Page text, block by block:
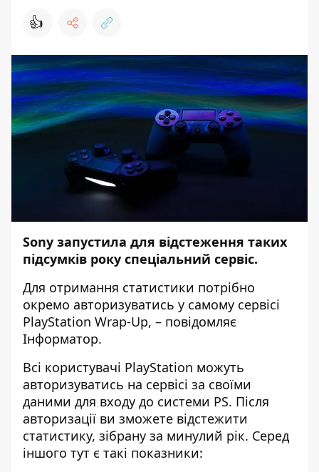
👍
Sony запустила для відстеження таких
підсумків року спеціальний сервіс.
Для отримання статистики потрібно
окремо авторизуватись у самому сервісі
PlayStation Wrap-Up, – повідомляє
Інформатор.
Всі користувачі PlayStation можуть
авторизуватись на сервісі за своїми
даними для входу до системи PS. Після
авторизації ви зможете відстежити
статистику, зібрану за минулий рік. Серед
іншого тут є такі показники: